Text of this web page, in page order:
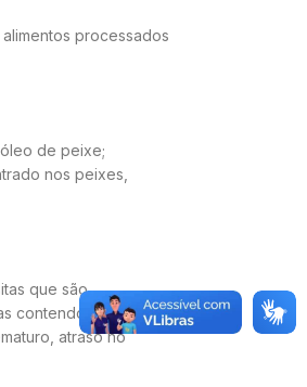
processados
de peixe;
nos peixes,
que são
contendo cafeína,
atraso no